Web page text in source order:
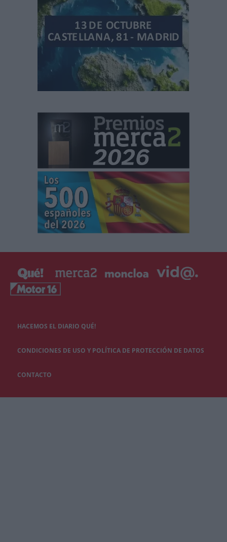
HACEMOS EL DIARIO QUÉ!
CONDICIONES DE USO Y POLÍTICA DE PROTECCIÓN DE DATOS
CONTACTO